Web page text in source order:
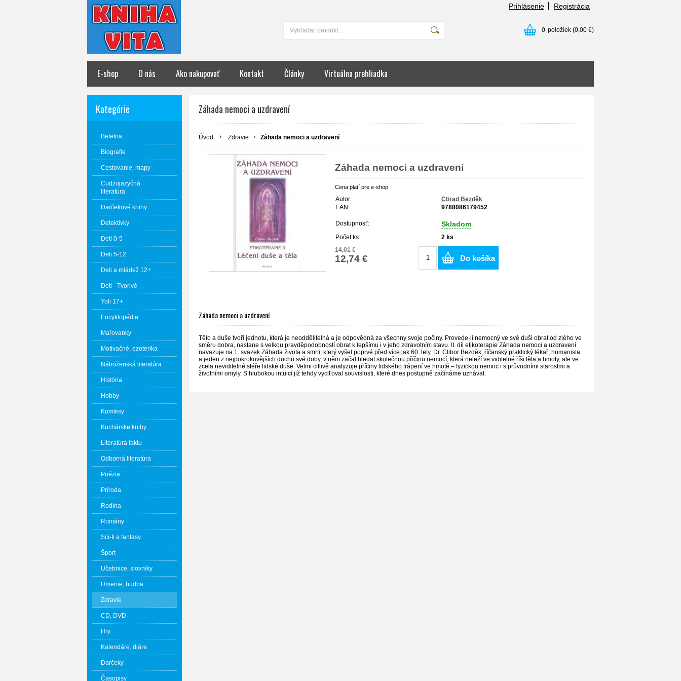
Prihlásenie Registrácia
0 položiek (0,00 €)
E-shop O nás Ako nakupovať Kontakt Články Virtuálna prehliadka
Kategórie
Beletria
Biografie
Cestovanie, mapy
Cudzojazyčná
literatúra
Darčekové knihy
Detektívky
Deti 0-5
Deti 5-12
Deti a mládež 12+
Deti - Tvorivé
Yoli 17+
Encyklopédie
Maľovanky
Motivačné, ezoterika
Náboženská literatúra
História
Hobby
Komiksy
Kuchárske knihy
Literatúra faktu
Odborná literatúra
Poézia
Príroda
Rodina
Romány
Sci-fi a fantasy
Šport
Učebnice, slovníky
Umenie, hudba
Zdravie
CD, DVD
Hry
Kalendáre, diáre
Darčeky
Časopisy
Záhada nemoci a uzdravení
Úvod Zdravie Záhada nemoci a uzdravení
Záhada nemoci a uzdravení
Cena platí pre e-shop
Autor:
Ctirad Bezděk
EAN:
9788086179452
Dostupnosť: Skladom
Počet ks: 2 ks
14,01 €
12,74 € Do košíka
Záhada nemoci a uzdravení
Tělo a duše tvoří jednotu, která je neoddělitelná a je odpovědná za všechny svoje počiny. Provede-li nemocný ve své duši obrat od zlého ve
směru dobra, nastane s velkou pravděpodobností obrat k lepšímu i v jeho zdravotním stavu. II. díl etikoterapie Záhada nemoci a uzdravení
navazuje na 1. svazek Záhada života a smrti, který vyšel poprvé před více jak 60. lety. Dr. Ctibor Bezděk, říčanský praktický lékař, humanista
a jeden z nejpokrokovějších duchů své doby, v něm začal hledat skutečnou příčinu nemocí, která neleží ve viditelné říši těla a hmoty, ale ve
zcela neviditelné sféře lidské duše. Velmi citlivě analyzuje příčiny lidského trápení ve hmotě – fyzickou nemoc i s průvodními starostmi a
životními omyly. S hlubokou intuicí již tehdy vyciťoval souvislosti, které dnes postupně začínáme uznávat.